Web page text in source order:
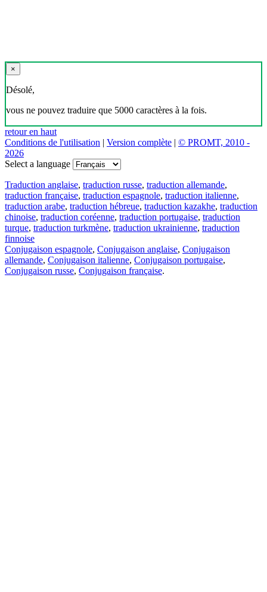
×
Désolé,
vous ne pouvez traduire que 5000 caractères à la fois.
retour en haut
Conditions de l'utilisation | Version complète | © PROMT, 2010 -
2026
Select a language
Traduction anglaise, traduction russe, traduction allemande,
traduction française, traduction espagnole, traduction italienne,
traduction arabe, traduction hébreue, traduction kazakhe, traduction
chinoise, traduction coréenne, traduction portugaise, traduction
turque, traduction turkmène, traduction ukrainienne, traduction
finnoise
Conjugaison espagnole, Conjugaison anglaise, Conjugaison
allemande, Conjugaison italienne, Conjugaison portugaise,
Conjugaison russe, Conjugaison française.